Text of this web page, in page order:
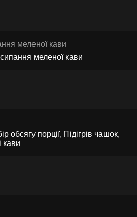
меленої кави
меленої кави
обсягу порції Підігрів чашок
кави